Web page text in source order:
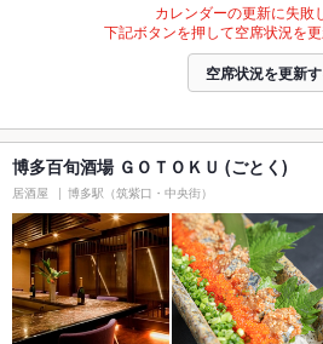
カレンダーの更新に失敗
下記ボタンを押して空席状況を更
空席状況を更新
博多百旬酒場 ＧＯＴＯＫＵ (ごとく)
居酒屋 博多駅（筑紫口・中央街）